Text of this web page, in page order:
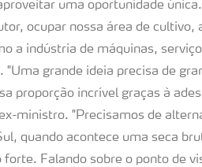
uma oportunidade
ocupar nossa área de cultivo,
a indústria de máquinas,
grande ideia precisa de
proporção incrível graças à
ministro. "Precisamos de
quando acontece uma seca
Falando sobre o ponto de